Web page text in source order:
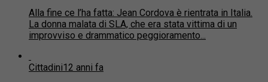
Alla fine ce l’ha fatta: Jean Cordova è rientrata in Italia.
La donna malata di SLA, che era stata vittima di un
improvviso e drammatico peggioramento...
Cittadini12 anni fa